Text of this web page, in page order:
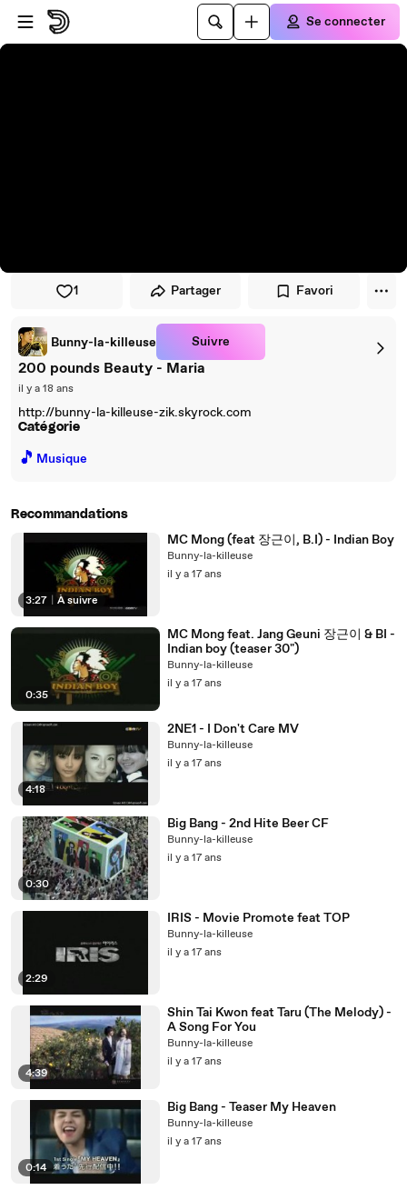
Passer au player
Passer au contenu principal
Se connecter
1 Partager Favori
Bunny-la-killeuse Suivre
200 pounds Beauty - Maria
il y a 18 ans
http://bunny-la-killeuse-zik.skyrock.com
Catégorie
🎵 Musique
Recommandations
3:27 À suivre
MC Mong (feat 장근이, B.I) - Indian Boy
Bunny-la-killeuse
il y a 17 ans
0:35
MC Mong feat. Jang Geuni 장근이 & BI -
Indian boy (teaser 30")
Bunny-la-killeuse
il y a 17 ans
4:18
2NE1 - I Don't Care MV
Bunny-la-killeuse
il y a 17 ans
0:30
Big Bang - 2nd Hite Beer CF
Bunny-la-killeuse
il y a 17 ans
2:29
IRIS - Movie Promote feat TOP
Bunny-la-killeuse
il y a 17 ans
4:39
Shin Tai Kwon feat Taru (The Melody) -
A Song For You
Bunny-la-killeuse
il y a 17 ans
0:14
Big Bang - Teaser My Heaven
Bunny-la-killeuse
il y a 17 ans